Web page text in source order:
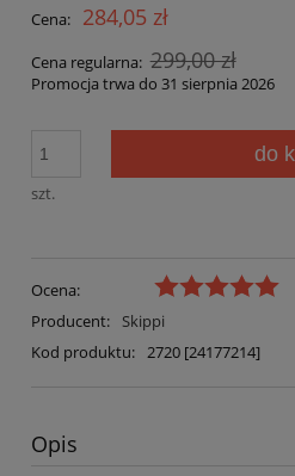
Cena: 284,05 zł
Cena regularna: 299,00 zł
Promocja trwa do 31 sierpnia 2026
szt.
do
Ocena:
Producent:
Skippi
Kod produktu: 2720 [24177214]
Opis